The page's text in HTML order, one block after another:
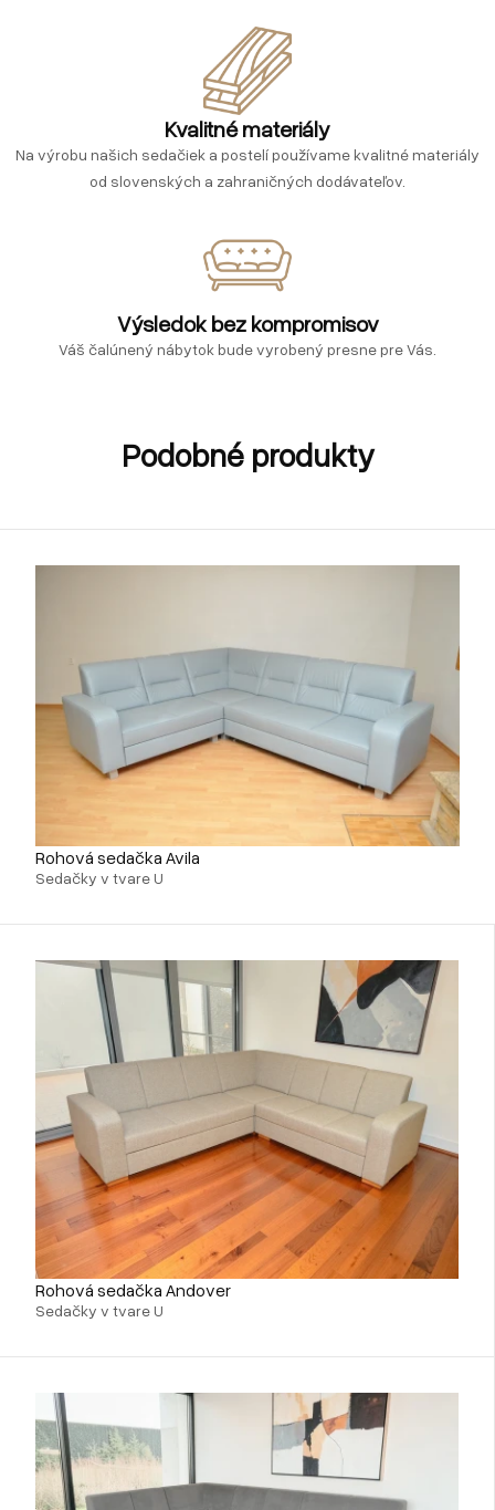
Kvalitné materiály
Na výrobu našich sedačiek a postelí používame kvalitné materiály
od slovenských a zahraničných dodávateľov.
Výsledok bez kompromisov
Váš čalúnený nábytok bude vyrobený presne pre Vás.
Podobné produkty
Rohová sedačka Avila
Sedačky v tvare U
Rohová sedačka Andover
Sedačky v tvare U